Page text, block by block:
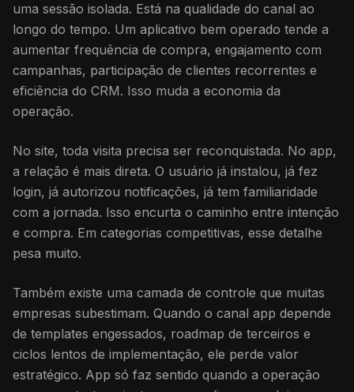
uma sessão isolada. Está na qualidade do canal ao
longo do tempo. Um aplicativo bem operado tende a
aumentar frequência de compra, engajamento com
campanhas, participação de clientes recorrentes e
eficiência do CRM. Isso muda a economia da
operação.
No site, toda visita precisa ser reconquistada. No app,
a relação é mais direta. O usuário já instalou, já fez
login, já autorizou notificações, já tem familiaridade
com a jornada. Isso encurta o caminho entre intenção
e compra. Em categorias competitivas, esse detalhe
pesa muito.
Também existe uma camada de controle que muitas
empresas subestimam. Quando o canal app depende
de templates engessados, roadmap de terceiros e
ciclos lentos de implementação, ele perde valor
estratégico. App só faz sentido quando a operação